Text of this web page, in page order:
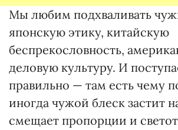
Мы любим подхваливать
японскую этику, китайскую
беспрекословность,
деловую культуру. И
правильно — там есть чему
иногда чужой блеск застит
смещает пропорции и